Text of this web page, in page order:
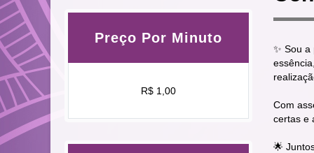
Preço Por Minuto
R$ 1,00
✨ Sou
Com
certas e
🌟